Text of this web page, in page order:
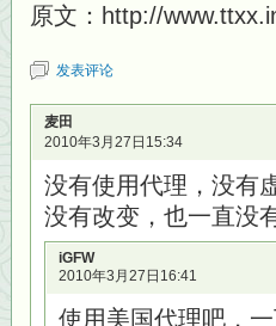
原文：http://
发表评论
麦田
2010年3月27日15:34
没有使用代理，没有
没有改变，也一直没
iGFW
2010年3月27日16:41
使用美国代理吧，一